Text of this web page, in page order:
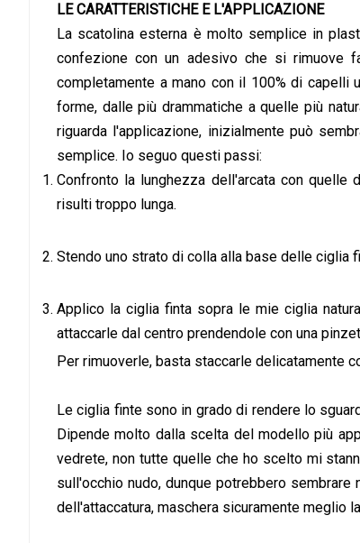
LE CARATTERISTICHE E L'APPLICAZIONE
La scatolina esterna è molto semplice in
confezione con un adesivo che si rimuove
completamente a mano con il 100% di
forme, dalle più drammatiche a quelle più
riguarda l'applicazione, inizialmente può
semplice. Io seguo questi passi:
Confronto la lunghezza dell'arcata con
risulti troppo lunga.
Stendo uno strato di colla alla base delle ciglia
Applico la ciglia finta sopra le mie ciglia
attaccarle dal centro prendendole con una
Per rimuoverle, basta staccarle delicatamente
Le ciglia finte sono in grado di rendere lo
Dipende molto dalla scelta del modello più
vedrete, non tutte quelle che ho scelto mi
sull'occhio nudo, dunque potrebbero
dell'attaccatura, maschera sicuramente meglio